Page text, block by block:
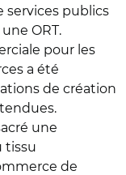
services publics
ORT.
pour les
a été
de création
.
une
tissu
de